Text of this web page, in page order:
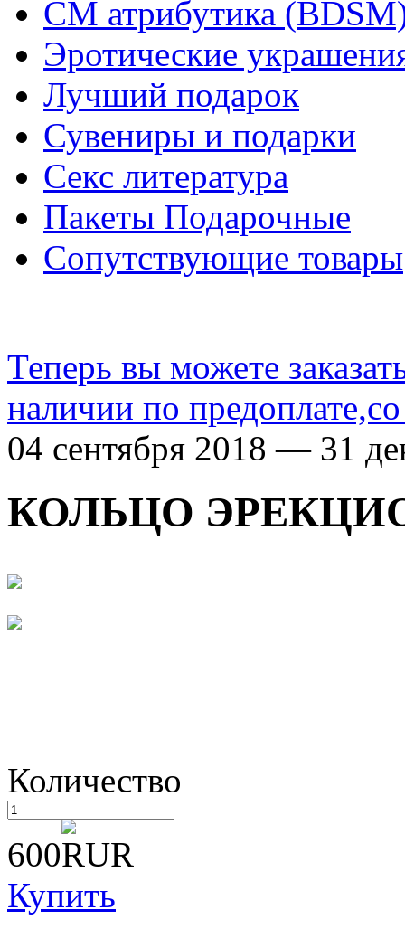
СМ атрибутика
Эротические
Лучший подарок
Сувениры и подарки
Секс литература
Пакеты Подарочные
Сопутствующие товары
Теперь вы можете
наличии по
04 сентября 2018 — 31
КОЛЬЦО
Количество
600
Купить